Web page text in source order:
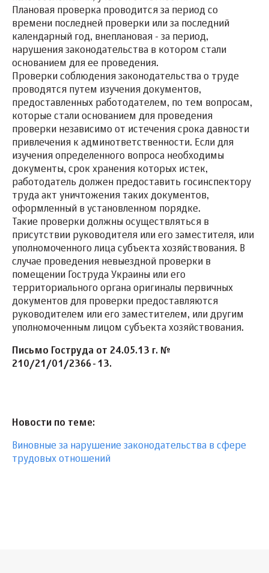
Плановая проверка проводится за период со
времени последней проверки или за последний
календарный год, внеплановая - за период,
нарушения законодательства в котором стали
основанием для ее проведения.
Проверки соблюдения законодательства о труде
проводятся путем изучения документов,
предоставленных работодателем, по тем вопросам,
которые стали основанием для проведения
проверки независимо от истечения срока давности
привлечения к админответственности. Если для
изучения определенного вопроса необходимы
документы, срок хранения которых истек,
работодатель должен предоставить госинспектору
труда акт уничтожения таких документов,
оформленный в установленном порядке.
Такие проверки должны осуществляться в
присутствии руководителя или его заместителя, или
уполномоченного лица субъекта хозяйствования. В
случае проведения невыездной проверки в
помещении Гоструда Украины или его
территориального органа оригиналы первичных
документов для проверки предоставляются
руководителем или его заместителем, или другим
уполномоченным лицом субъекта хозяйствования.
Письмо Гоструда от 24.05.13 г. №
210/21/01/2366-13.
Новости по теме:
Виновные за нарушение законодательства в сфере
трудовых отношений